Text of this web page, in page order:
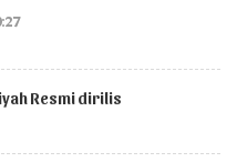
Resmi dirilis